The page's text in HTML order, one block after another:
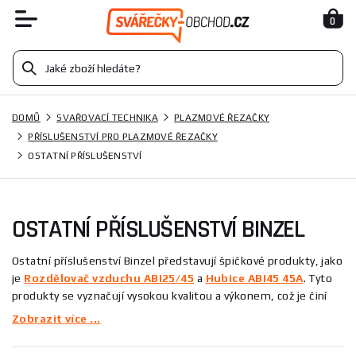
0
DOMŮ SVAŘOVACÍ TECHNIKA
PLAZMOVÉ ŘEZAČKY
PŘÍSLUŠENSTVÍ PRO PLAZMOVÉ ŘEZAČKY
OSTATNÍ PŘÍSLUŠENSTVÍ
OSTATNÍ PŘÍSLUŠENSTVÍ BINZEL
Ostatní příslušenství Binzel představují špičkové produkty, jako
je Rozdělovač vzduchu ABI25/45 a Hubice ABI45 45A. Tyto
produkty se vyznačují vysokou kvalitou a výkonem, což je činí
ideálními pro profesionální použití. Binzel je známý svou
plazmové řezání. S produkty od Binzel zajistíte efektivitu a
Zobrazit více ...